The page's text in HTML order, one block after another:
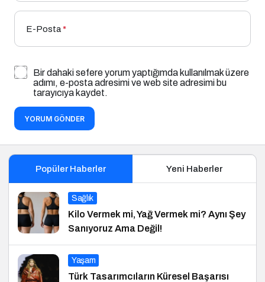
E-Posta*
Bir dahaki sefere yorum yaptığımda kullanılmak üzere
adımı, e-posta adresimi ve web site adresimi bu
tarayıcıya kaydet.
YORUM GÖNDER
Popüler Haberler Yeni Haberler
Sağlık
Kilo Vermek mi, Yağ Vermek mi? Aynı Şey
Sanıyoruz Ama Değil!
Yaşam
Türk Tasarımcıların Küresel Başarısı